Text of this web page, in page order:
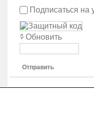
Подписаться
Обновить
Отправить